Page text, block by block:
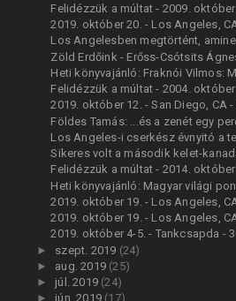
Felidézzük a múltat - 2009. október
2019. október 20. - Los Angeles,
Los Angelesben megtörtént,
Zöld Erdőink - Erőss-Csótsits
Heti könyvajánló: Fraknói Vilmos:
Felidézzük a múltat - 2004.
2019. október 12. - San Diego, CA
Földes Tamás: ...és a zenét egy
Los Angeles-i cserkész évnyitó a
Sikeres volt a második kelet-
Felidézzük a múltat - 2014.
Heti könyvajánló: Magyar világi
2019. október 19. - Los Angeles, CA
2019. október 19. - Los Angeles,
2019. október 4-5. - Tankcsapda -
► szept. 2019 (24)
► aug. 2019 (25)
► júl. 2019 (24)
► jún. 2019 (17)